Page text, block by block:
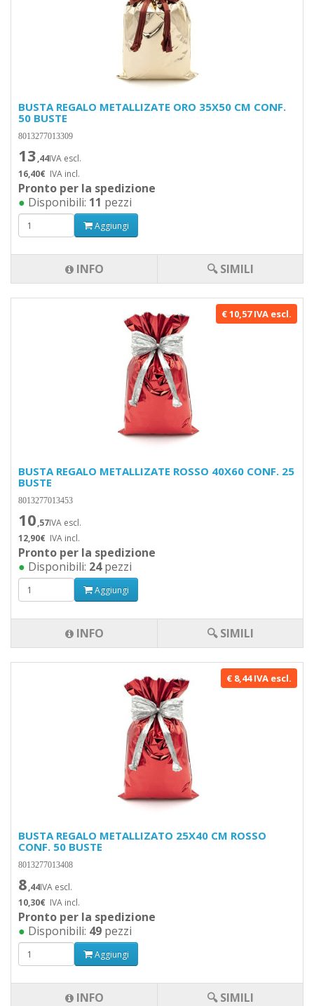
BUSTA REGALO METALLIZATE ORO 35X50 CM CONF.
50 BUSTE
8013277013309
13,44IVA escl.
16,40€ IVA incl.
Pronto per la spedizione
● Disponibili: 11 pezzi
Aggiungi
INFO 🔍 SIMILI
€ 10,57 IVA escl.
BUSTA REGALO METALLIZATE ROSSO 40X60 CONF. 25
BUSTE
8013277013453
10,57IVA escl.
12,90€ IVA incl.
Pronto per la spedizione
● Disponibili: 24pezzi
Aggiungi
INFO 🔍 SIMILI
€ 8,44 IVA escl.
BUSTA REGALO METALLIZATO 25X40 CM ROSSO
CONF. 50 BUSTE
8013277013408
8,44IVA escl.
10,30€ IVA incl.
Pronto per la spedizione
● Disponibili: 49 pezzi
Aggiungi
INFO 🔍 SIMILI